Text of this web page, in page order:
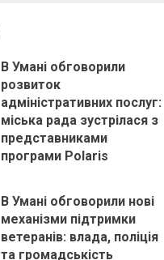
В Умані обговорили
розвиток
адміністративних послуг:
міська рада зустрілася з
представниками
програми Polaris
В Умані обговорили нові
механізми підтримки
ветеранів: влада, поліція
та громадськість